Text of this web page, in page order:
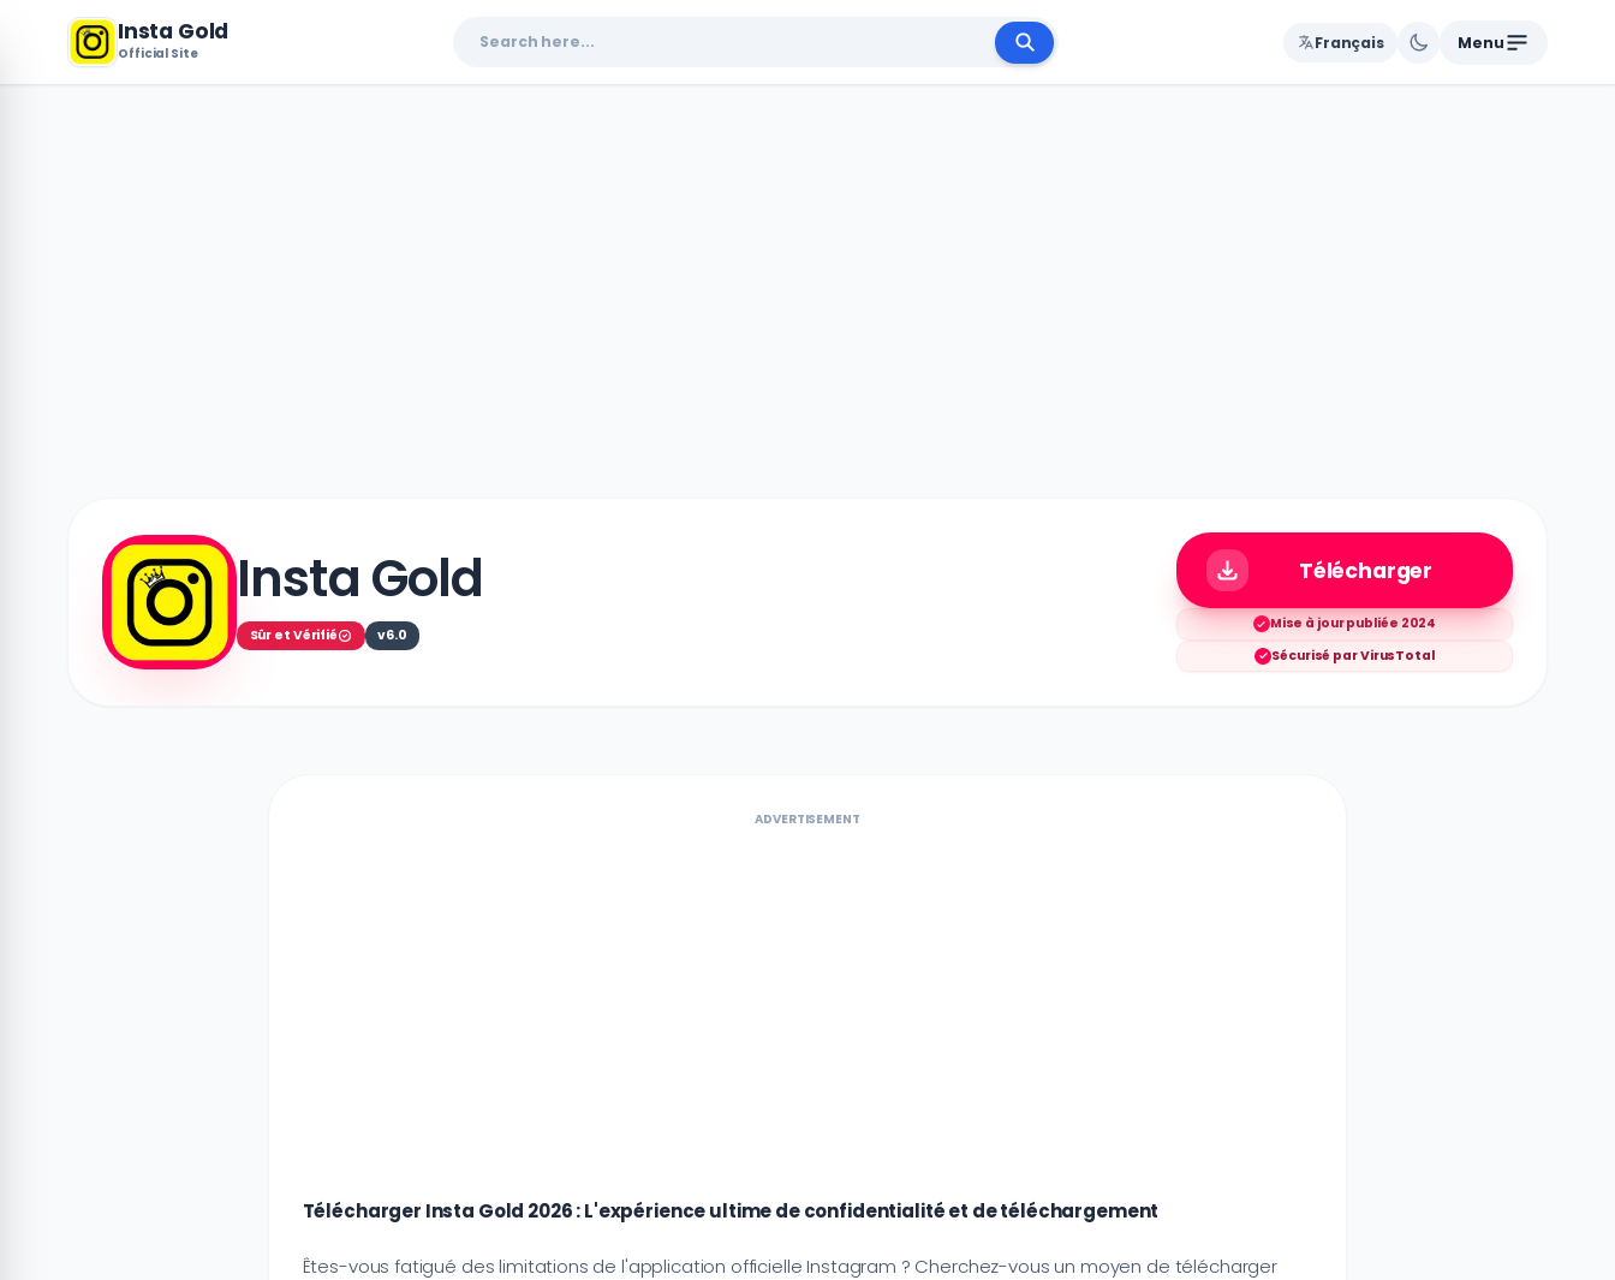
Insta Gold
Official Site
Français Menu
Insta Gold
Sûr et Vérifié v6.0
Télécharger
Mise à jour publiée 2024
Sécurisé par VirusTotal
ADVERTISEMENT
Télécharger Insta Gold 2026 : L'expérience ultime de confidentialité et de téléchargement
Êtes-vous fatigué des limitations de l'application officielle Instagram ? Cherchez-vous un moyen de télécharger